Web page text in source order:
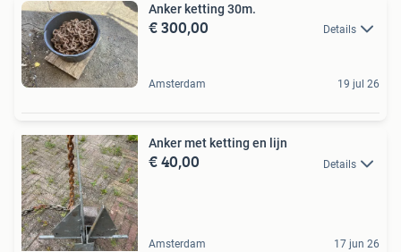
Anker ketting 30m.
€ 300,00 Details
Amsterdam 19 jul 26
Anker met ketting en lijn
€ 40,00 Details
Amsterdam 17 jun 26